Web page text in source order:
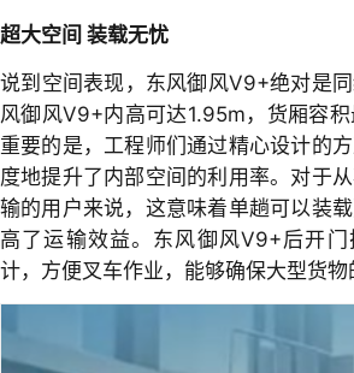
超大空间 装载无忧
说到空间表现，东风御风V9+绝对是
风御风V9+内高可达1.95m，货厢容积
重要的是，工程师们通过精心设计的
度地提升了内部空间的利用率。对于
输的用户来说，这意味着单趟可以装
高了运输效益。东风御风V9+后开
计，方便叉车作业，能够确保大型货物